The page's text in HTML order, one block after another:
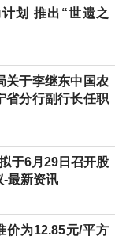
划 推出“世遗之
关于李继东中国农
省分行副行长任职
于6月29日召开股
-最新资讯
价为12.85元/平方